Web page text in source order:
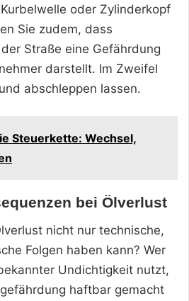
oder Zylinderkopf
Sie zudem, dass
Straße eine Gefährdung
darstellt. Im Zweifel
abschleppen lassen.
Steuerkette: Wechsel,
bei Ölverlust
nicht nur technische,
Folgen haben kann? Wer
Undichtigkeit nutzt,
haftbar gemacht